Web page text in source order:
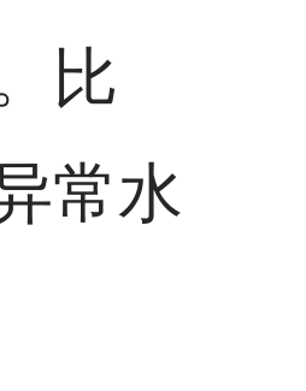
比
常水